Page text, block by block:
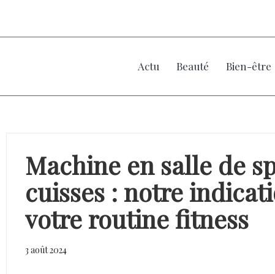
Actu Beauté Bien-être
Machine en salle de
cuisses : notre
votre routine fitness
3 août 2024